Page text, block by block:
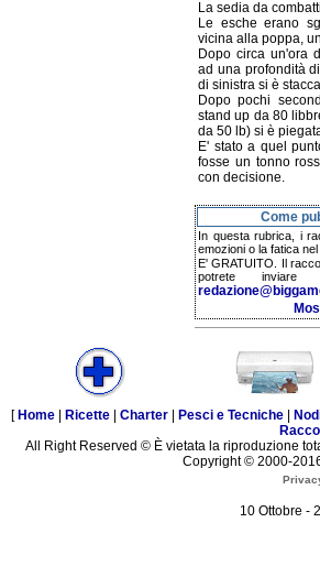
La sedia da
Le esche erano
vicina alla poppa,
Dopo circa un'ora
ad una profondità
di sinistra si è
Dopo pochi
stand up da 80
da 50 lb) si è
E' stato a quel
fosse un tonno
con decisione.
Come
In questa rubrica, i
emozioni o la fatica
E' GRATUITO. Il
potrete inviare
[ Home Ricette Charter Pesci e Tecniche
All Right Reserved © È vietata la riproduzione
Copyright © 2000-
10 Ottobre -